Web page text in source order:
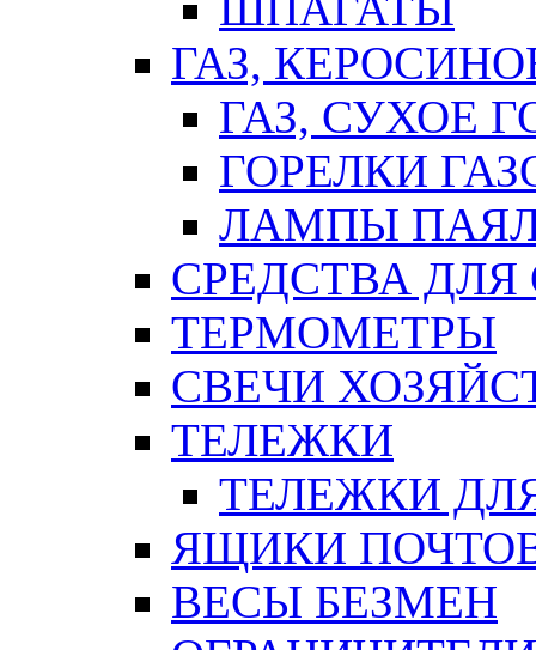
ГАЗ,
ГАЗ, СУХОЕ
ГОРЕЛКИ
ЛАМПЫ
СРЕДСТВА
ТЕРМОМЕТРЫ
СВЕЧИ
ТЕЛЕЖКИ
ТЕЛЕЖКИ
ЯЩИКИ
ВЕСЫ БЕЗМЕН